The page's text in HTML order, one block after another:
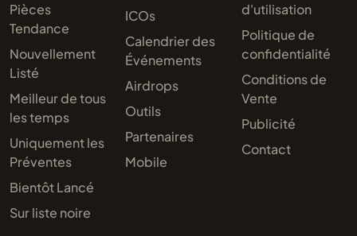
Pièces
Tendance
Nouvellement
Listé
Meilleur de tous
les temps
Uniquement les
Préventes
Bientôt Lancé
Sur liste noire
ICOs
Calendrier des
Événements
Airdrops
Outils
Partenaires
Mobile
d'utilisation
Politique de
confidentialité
Conditions de
Vente
Publicité
Contact